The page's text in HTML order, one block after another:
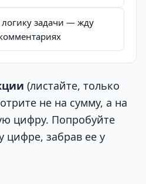
задачи — жду
(листайте, только
не на сумму, а на
цифру. Попробуйте
цифре, забрав ее у